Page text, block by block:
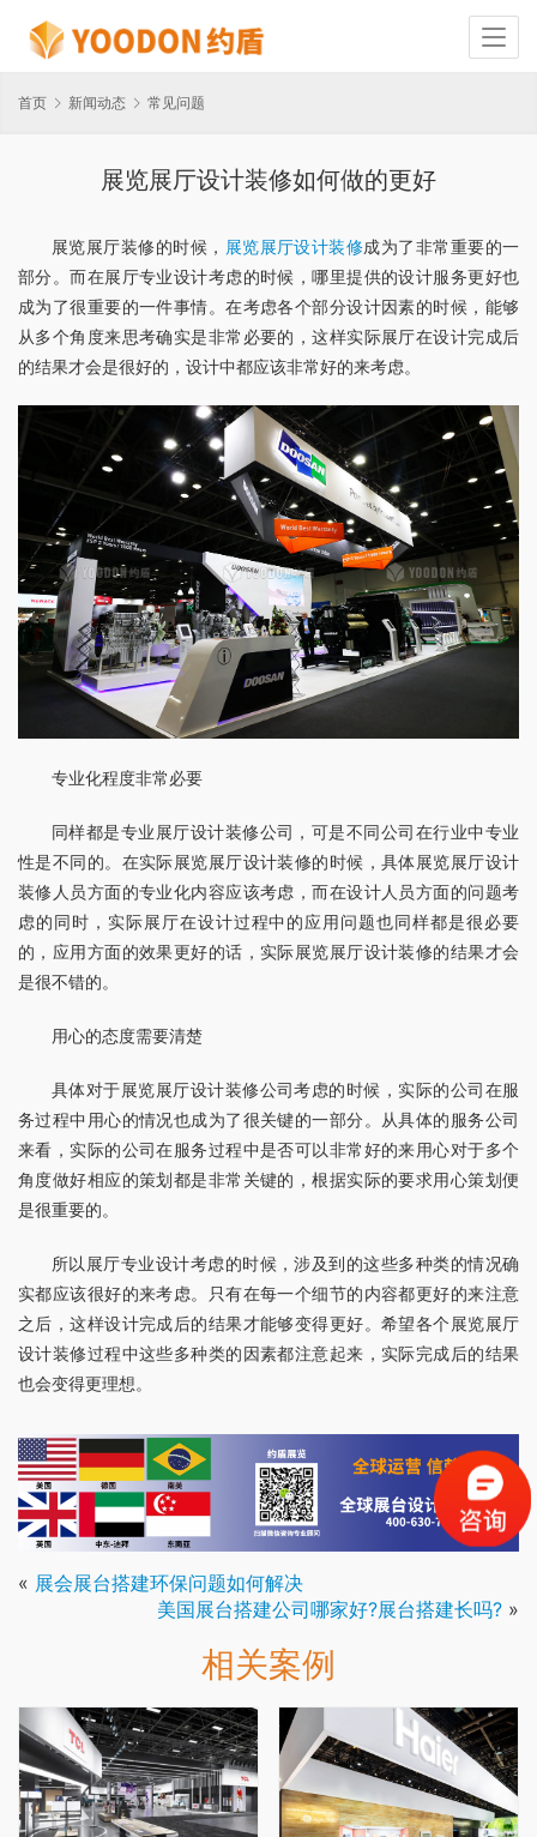
首页 新闻动态 常见问题
展览展厅设计装修如何做的更好
展览展厅装修的时候， 展览展厅设计装修成为了非常重要的一
部分。而在展厅专业设计考虑的时候，哪里提供的设计服务更好也
成为了很重要的一件事情。在考虑各个部分设计因素的时候，能够
从多个角度来思考确实是非常必要的，这样实际展厅在设计完成后
的结果才会是很好的，设计中都应该非常好的来考虑。
专业化程度非常必要
同样都是专业展厅设计装修公司，可是不同公司在行业中专业
性是不同的。在实际展览展厅设计装修的时候，具体展览展厅设计
装修人员方面的专业化内容应该考虑，而在设计人员方面的问题考
虑的同时，实际展厅在设计过程中的应用问题也同样都是很必要
的，应用方面的效果更好的话，实际展览展厅设计装修的结果才会
是很不错的。
用心的态度需要清楚
具体对于展览展厅设计装修公司考虑的时候，实际的公司在服
务过程中用心的情况也成为了很关键的一部分。从具体的服务公司
来看，实际的公司在服务过程中是否可以非常好的来用心对于多个
角度做好相应的策划都是非常关键的，根据实际的要求用心策划便
是很重要的。
所以展厅专业设计考虑的时候，涉及到的这些多种类的情况确
实都应该很好的来考虑。只有在每一个细节的内容都更好的来注意
之后，这样设计完成后的结果才能够变得更好。希望各个展览展厅
设计装修过程中这些多种类的因素都注意起来，实际完成后的结果
也会变得更理想。
« 展会展台搭建环保问题如何解决
美国展台搭建公司哪家好?展台搭建长吗? »
相关案例